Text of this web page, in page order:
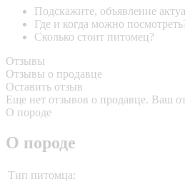
Подскажите, объявление
Где и когда можно
Сколько стоит питомец?
Отзывы
Отзывы о продавце
Оставить отзыв
Еще нет отзывов о продавце. Ваш
О породе
О породе
Тип питомца: